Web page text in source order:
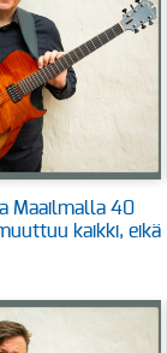
Maailmalla 40
kaikki, eikä